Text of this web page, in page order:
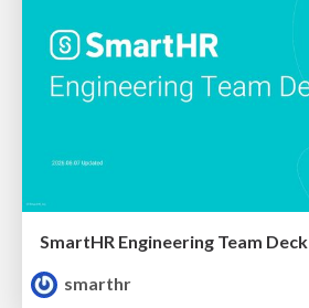
SmartHR Engineering Team Deck
smarthr